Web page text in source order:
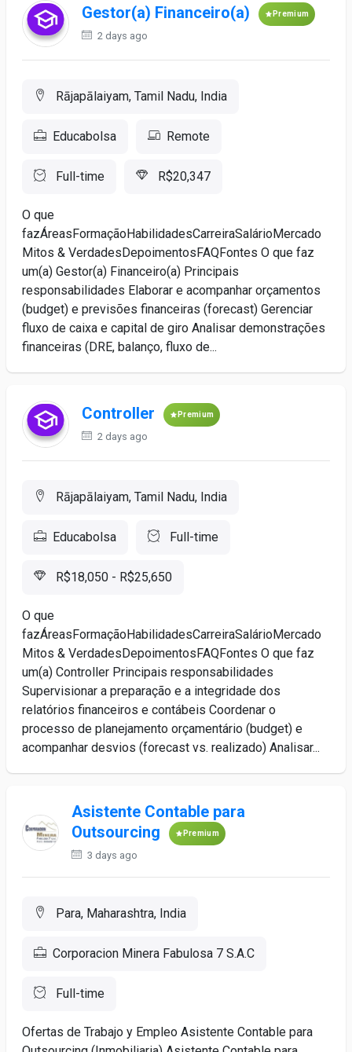
Gestor(a) Financeiro(a) Premium
2 days ago
Rājapālaiyam, Tamil Nadu, India
Educabolsa Remote
Full-time R$20,347
O que
fazÁreasFormaçãoHabilidadesCarreiraSalárioMercado
Mitos & VerdadesDepoimentosFAQFontes O que faz
um(a) Gestor(a) Financeiro(a) Principais
responsabilidades Elaborar e acompanhar orçamentos
(budget) e previsões financeiras (forecast) Gerenciar
fluxo de caixa e capital de giro Analisar demonstrações
financeiras (DRE, balanço, fluxo de...
Controller Premium
2 days ago
Rājapālaiyam, Tamil Nadu, India
Educabolsa Full-time
R$18,050 - R$25,650
O que
fazÁreasFormaçãoHabilidadesCarreiraSalárioMercado
Mitos & VerdadesDepoimentosFAQFontes O que faz
um(a) Controller Principais responsabilidades
Supervisionar a preparação e a integridade dos
relatórios financeiros e contábeis Coordenar o
processo de planejamento orçamentário (budget) e
acompanhar desvios (forecast vs. realizado) Analisar...
Asistente Contable para
Outsourcing
Premium
3 days ago
Para, Maharashtra, India
Corporacion Minera Fabulosa 7 S.A.C
Full-time
Ofertas de Trabajo y Empleo Asistente Contable para